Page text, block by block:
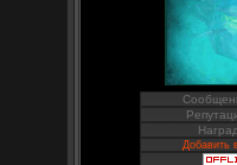
Добавить